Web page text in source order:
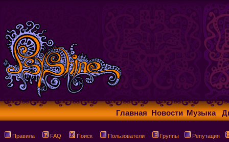
Главная Новости Музыка
Правила FAQ Поиск Пользователи Группы Репутация